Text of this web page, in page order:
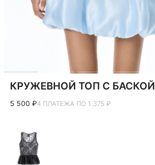
КРУЖЕВНОЙ ТОП С БАСКОЙ
5 500 ₽4 ПЛАТЕЖА ПО 1 375 ₽